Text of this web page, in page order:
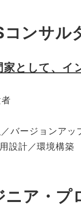
ンサル
家として、イ
バージョンアッ
設計／環境構築
ニア・プ